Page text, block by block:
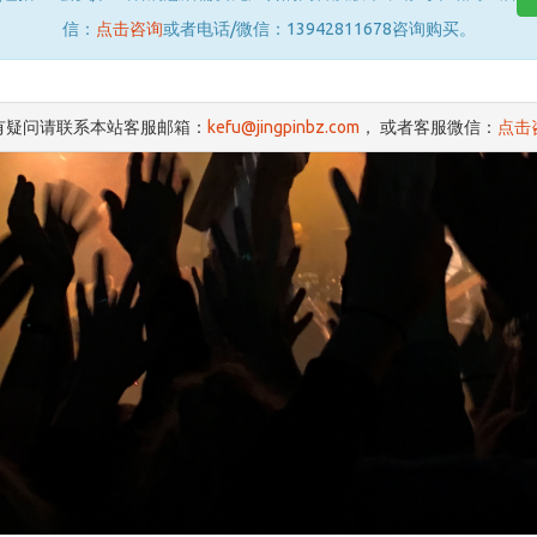
信： 点击咨询或者电话/微信：13942811678咨询购买。
疑问请联系本站客服邮箱： kefu@jingpinbz.com ， 或者客服微信： 点击